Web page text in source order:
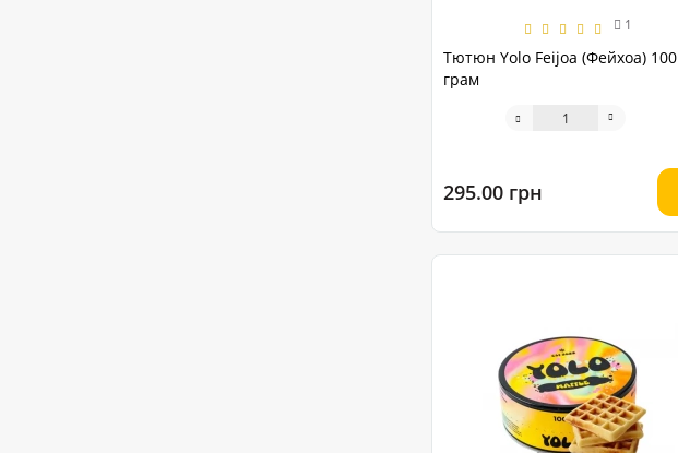
1
Тютюн Yolo Feijoa (Фейхоа) 100
грам
295.00 грн